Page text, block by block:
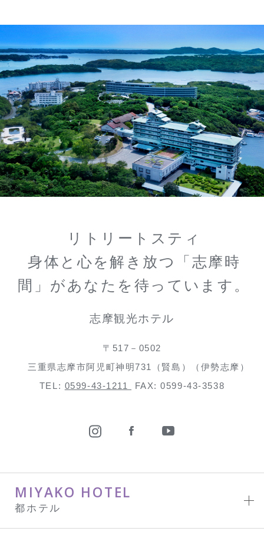
リトリートスティ
身体と心を解き放つ「志摩時
間」があなたを待っています。
志摩観光ホテル
〒517－0502
三重県志摩市阿児町神明731（賢島）（伊勢志摩）
TEL: 0599-43-1211 FAX: 0599-43-3538
MIYAKO HOTEL
都ホテル